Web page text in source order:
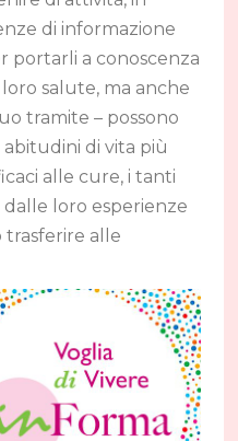
di informazione
portarli a conoscenza
salute, ma anche
tramite – possono
di vita più
alle cure, i tanti
loro esperienze
trasferire alle